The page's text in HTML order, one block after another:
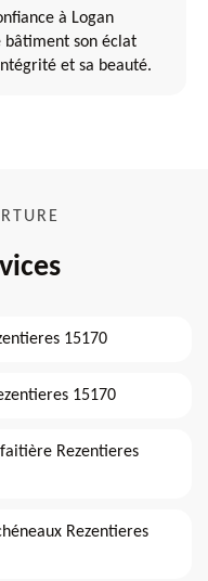
à Logan
son éclat
et sa beauté.
15170
15170
Rezentieres
Rezentieres